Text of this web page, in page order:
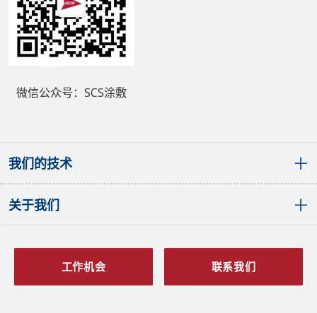
微信公众号：SCS涂敷
我们的技术
敷形涂层概览
聚对二甲苯（派瑞林）敷形涂层
SCS PlasmaGuard™涂层
原子层沉积涂层
关于我们
愿景与价值观
工作机会 联系我们